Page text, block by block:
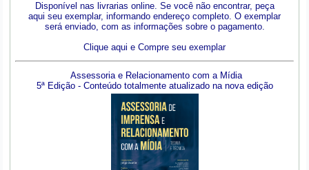
Disponível nas livrarias online. Se você não encontrar, peça
aqui seu exemplar, informando endereço completo. O exemplar
será enviado, com as informações sobre o pagamento.
Clique aqui e Compre seu exemplar
Assessoria e Relacionamento com a Mídia
5ª Edição - Conteúdo totalmente atualizado na nova edição